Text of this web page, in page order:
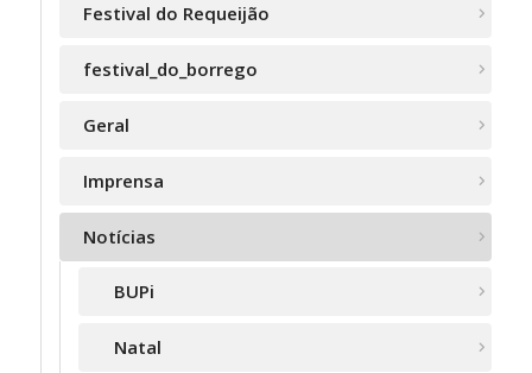
Festival do Requeijão
festival_do_borrego
Geral
Imprensa
Notícias
BUPi
Natal